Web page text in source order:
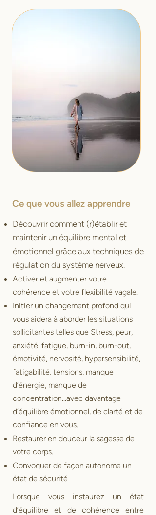
Ce que vous allez apprendre
Découvrir comment (r)établir et
maintenir un équilibre mental et
émotionnel grâce aux techniques de
régulation du système nerveux.
Activer et augmenter votre
cohérence et votre flexibilité vagale.
Initier un changement profond qui
vous aidera à aborder les situations
sollicitantes telles que Stress, peur,
anxiété, fatigue, burn-in, burn-out,
émotivité, nervosité, hypersensibilité,
fatigabilité, tensions, manque
d’énergie, manque de
concentration...avec davantage
d’équilibre émotionnel, de clarté et de
confiance en vous.
Restaurer en douceur la sagesse de
votre corps.
Convoquer de façon autonome un
état de sécurité
Lorsque vous instaurez un état
d’équilibre et de cohérence entre